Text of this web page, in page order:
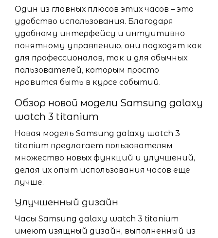
Один из главных плюсов этих часов – это
удобство использования. Благодаря
удобному интерфейсу и интуитивно
понятному управлению, они подходят как
для профессионалов, так и для обычных
пользователей, которым просто
нравится быть в курсе событий.
Обзор новой модели Samsung galaxy
watch 3 titanium
Новая модель Samsung galaxy watch 3
titanium предлагает пользователям
множество новых функций и улучшений,
делая их опыт использования часов еще
лучше.
Улучшенный дизайн
Часы Samsung galaxy watch 3 titanium
имеют изящный дизайн, выполненный из